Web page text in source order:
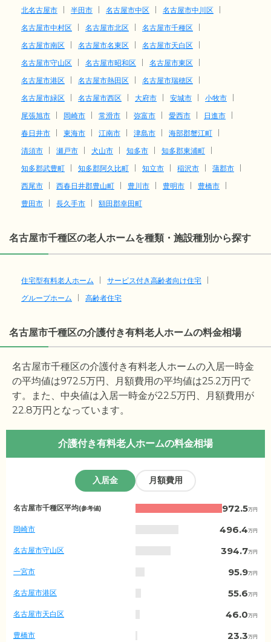
北名古屋市
半田市 名古屋市中区
名古屋市中川区
名古屋市中村区
名古屋市北区
名古屋市千種区
名古屋市南区
名古屋市名東区
名古屋市天白区
名古屋市守山区
名古屋市昭和区
名古屋市東区
名古屋市港区
名古屋市熱田区
名古屋市瑞穂区
名古屋市緑区
名古屋市西区 大府市 安城市
小牧市
尾張旭市
岡崎市 常滑市 弥富市 愛西市
日進市
春日井市
東海市 江南市 津島市
海部郡蟹江町
清須市
瀬戸市 犬山市 知多市
知多郡東浦町
知多郡武豊町
知多郡阿久比町 知立市 稲沢市
蒲郡市
西尾市
西春日井郡豊山町 豊川市 豊明市
豊橋市
豊田市
長久手市 額田郡幸田町
名古屋市千種区の老人ホームを種類・施設種別から探す
住宅型有料老人ホーム
サービス付き高齢者向け住宅
グループホーム
高齢者住宅
名古屋市千種区の介護付き有料老人ホームの料金相場
名古屋市千種区の介護付き有料老人ホームの入居一時金
の平均値は972.5万円、月額費用の平均値は25.2万円で
す。また、中央値は入居一時金が22.5万円、月額費用が
22.8万円となっています。
介護付き有料老人ホームの料金相場
入居金 月額費用
愛
知
県
の
入
居
相
場
区
村
名古屋市千種区平均(参考値) 972.5万円
岡崎市 496.4万円
名古屋市守山区 394.7万円
一宮市 95.9万円
名古屋市港区 55.6万円
名古屋市天白区 46.0万円
豊橋市 23.3万円